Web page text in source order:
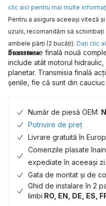
clic aici pentru mai multe
Pentru a asigura aceeaşi viteză
uzurii, recomandăm să
ambele părţi (2 bucăţi). Daţi clic
Descriere
Transmisie finală nouă
include atât motorul
planetar. Transmisia finală
șenile, fie că sunt din
Număr de piesă OEM:
Potrivire de preț
Livrare gratuită în
Comenzile plasate
expediate în aceeași zi.
Gata de montat și de
Ghid de instalare în 2
limbi RO, EN, DE, ES,